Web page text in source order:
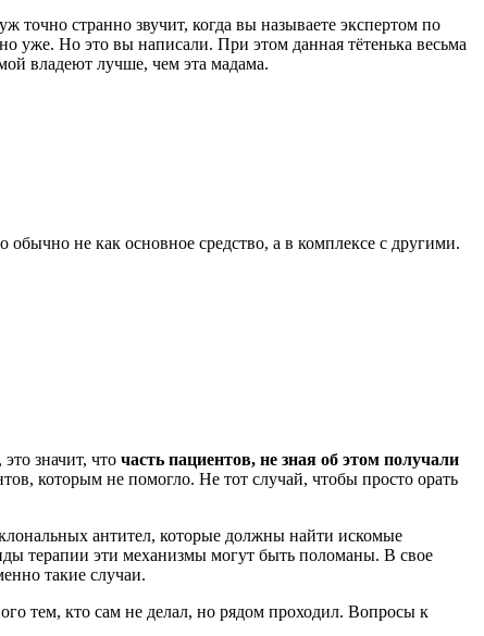
странно звучит, когда вы называете экспертом по
уже. Но это вы написали. При этом данная тётенька весьма
владеют лучше, чем эта мадама.
не как основное средство, а в комплексе с другими.
значит, что часть пациентов, не зная об этом получали
которым не помогло. Не тот случай, чтобы просто орать
антител, которые должны найти искомые
терапии эти механизмы могут быть поломаны. В свое
такие случаи.
тем, кто сам не делал, но рядом проходил. Вопросы к